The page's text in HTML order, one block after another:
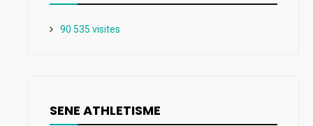
90 535 visites
SENE ATHLETISME